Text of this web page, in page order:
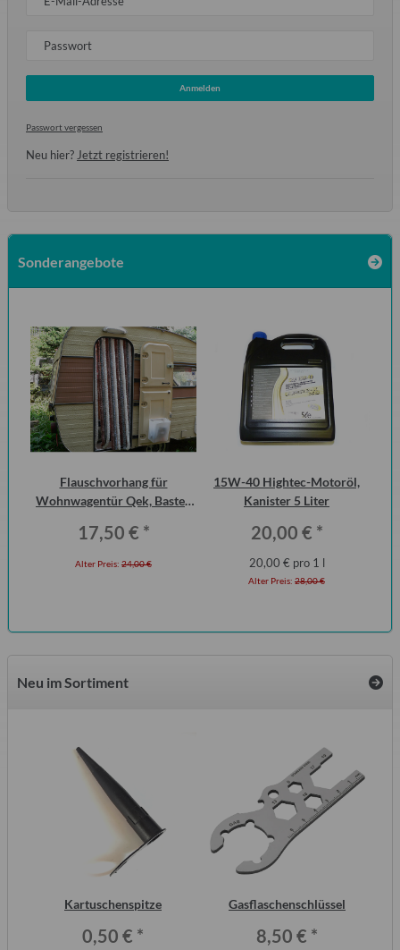
Passwort
Anmelden
Passwort vergessen
Neu hier?Jetzt registrieren!
Sonderangebote
Flauschvorhang für
Wohnwagentür Qek, Bastei,
17,50 € *
Alter Preis: 24,00 €
15W-40 Hightec-Motoröl,
Kanister 5 Liter
20,00 € *
20,00 € pro 1 l
Alter Preis: 28,00 €
Neu im Sortiment
Kartuschenspitze
0,50 € *
Gasflaschenschlüssel
8,50 € *